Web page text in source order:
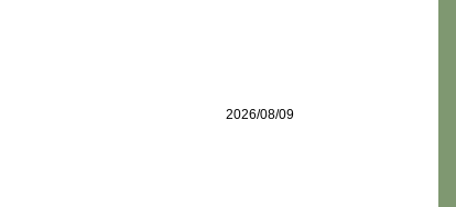
2026/08/09